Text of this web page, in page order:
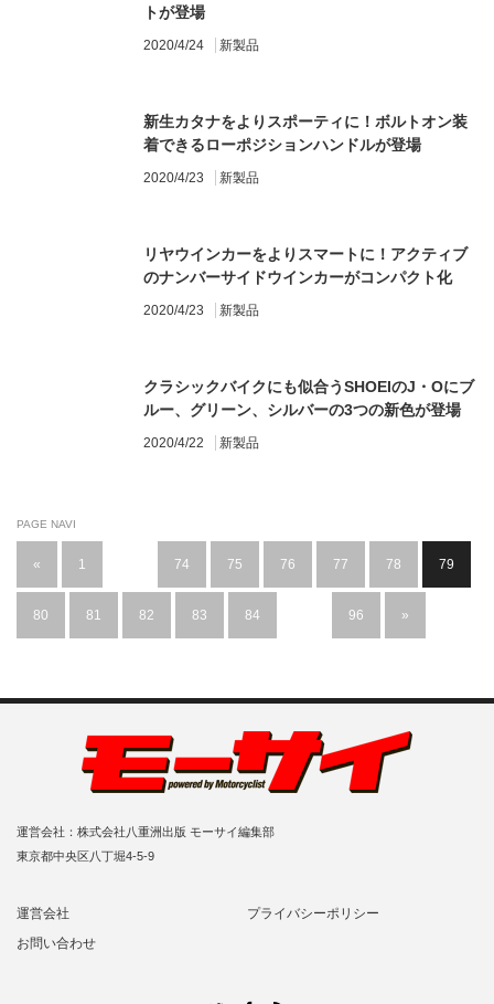
トが登場
2020/4/24 新製品
新生カタナをよりスポーティに！ボルトオン装
着できるローポジションハンドルが登場
2020/4/23 新製品
リヤウインカーをよりスマートに！アクティブ
のナンバーサイドウインカーがコンパクト化
2020/4/23 新製品
クラシックバイクにも似合うSHOEIのJ・Oにブ
ルー、グリーン、シルバーの3つの新色が登場
2020/4/22 新製品
PAGE NAVI
« 1 74 75 76 77 78 79
80 81 82 83 84 96 »
運営会社：株式会社八重洲出版 モーサイ編集部
東京都中央区八丁堀4-5-9
運営会社
プライバシーポリシー
お問い合わせ